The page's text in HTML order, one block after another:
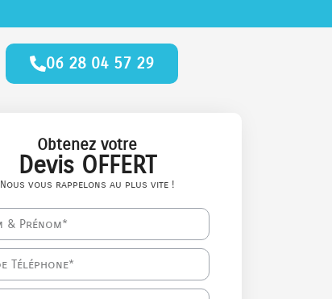
06 28 04 57 29
Obtenez votre
Devis OFFERT
Nous vous rappelons au plus vite !